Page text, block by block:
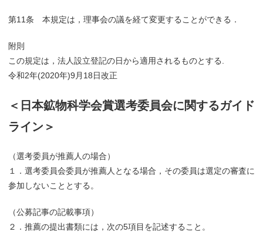
第11条 本規定は，理事会の議を経て変更することができる．
附則
この規定は，法人設立登記の日から適用されるものとする.
令和2年(2020年)9月18日改正
＜日本鉱物科学会賞選考委員会に関するガイド
ライン＞
（選考委員が推薦人の場合）
１．選考委員会委員が推薦人となる場合，その委員は選定の審査に
参加しないこととする。
（公募記事の記載事項）
２．推薦の提出書類には，次の5項目を記述すること。